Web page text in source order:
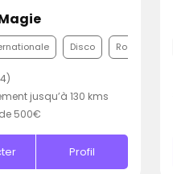
Disco Rock
jusqu’à 130 kms
500€
Profil